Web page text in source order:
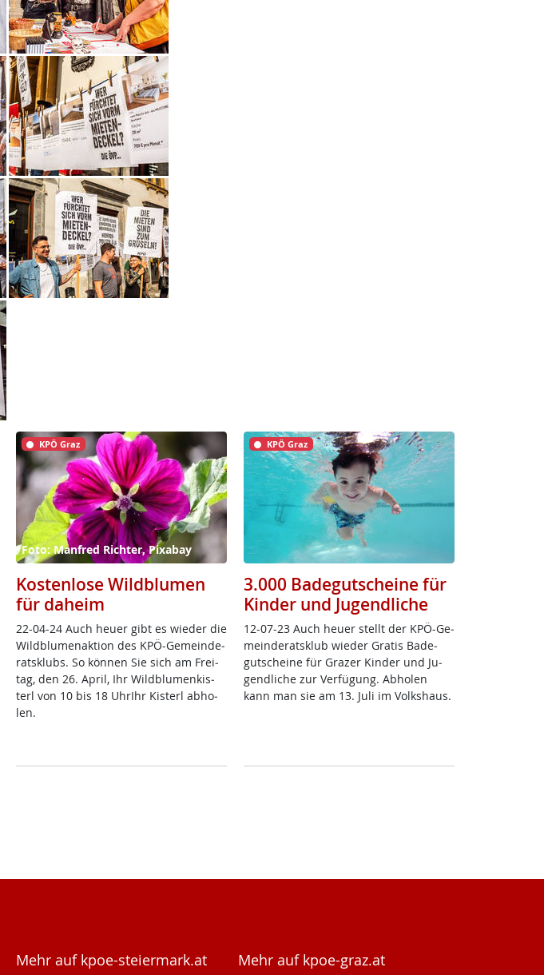
KPÖ Graz
Foto: Manfred Richter, Pixabay
Kostenlose Wildblumen
für daheim
22-04-24 Auch heu­er gibt es wie­der die
Wild­blu­men­ak­ti­on des KPÖ-Ge­mein­de­
rats­klubs. So kön­nen Sie sich am Frei­
tag, den 26. April, Ihr Wild­blu­men­kis­
terl von 10 bis 18 Uh­rIhr Kis­terl ab­ho­
len.
KPÖ Graz
3.000 Badegutscheine für
Kinder und Jugendliche
12-07-23 Auch heu­er stellt der KPÖ-Ge­
mein­de­rats­klub wie­der Gra­tis Ba­de­
gut­schei­ne für Gra­zer Kin­der und Ju­
gend­li­che zur Ver­fü­gung. Ab­ho­len
kann man sie am 13. Ju­li im Volks­haus.
Mehr auf kpoe-steiermark.at Mehr auf kpoe-graz.at